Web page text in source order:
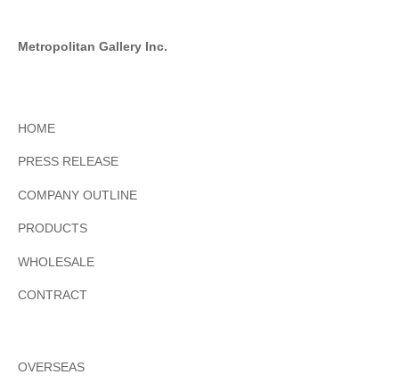
Metropolitan Gallery Inc.
HOME
PRESS RELEASE
COMPANY OUTLINE
PRODUCTS
WHOLESALE
CONTRACT
OVERSEAS